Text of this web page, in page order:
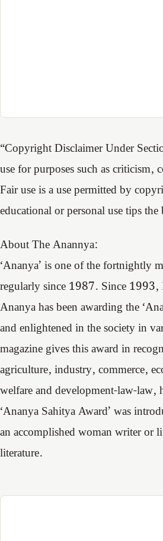
“Copyright Disclaimer Under
use for purposes such as criticism,
Fair use is a use permitted by
educational or personal use tips
About The Anannya:
‘Ananya’ is one of the fortnightly
regularly since 1987. Since 1993,
Ananya has been awarding the
and enlightened in the society in
magazine gives this award in
agriculture, industry, commerce,
welfare and development-law-
‘Ananya Sahitya Award’ was
an accomplished woman writer or
literature.